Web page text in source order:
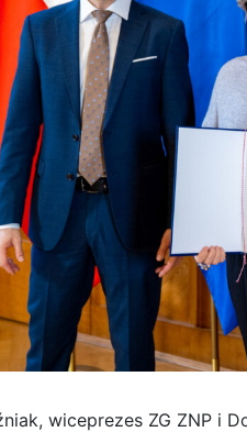
wiceprezes ZG ZNP i